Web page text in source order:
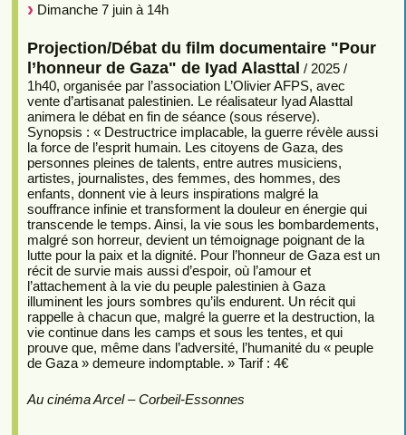
Dimanche 7 juin à 14h
Projection/Débat du film documentaire "Pour
l’honneur de Gaza" de Iyad Alasttal / 2025 /
1h40, organisée par l’association L’Olivier AFPS, avec
vente d’artisanat palestinien. Le réalisateur Iyad Alasttal
animera le débat en fin de séance (sous réserve).
Synopsis : « Destructrice implacable, la guerre révèle aussi
la force de l’esprit humain. Les citoyens de Gaza, des
personnes pleines de talents, entre autres musiciens,
artistes, journalistes, des femmes, des hommes, des
enfants, donnent vie à leurs inspirations malgré la
souffrance infinie et transforment la douleur en énergie qui
transcende le temps. Ainsi, la vie sous les bombardements,
malgré son horreur, devient un témoignage poignant de la
lutte pour la paix et la dignité. Pour l’honneur de Gaza est un
récit de survie mais aussi d’espoir, où l’amour et
l’attachement à la vie du peuple palestinien à Gaza
illuminent les jours sombres qu’ils endurent. Un récit qui
rappelle à chacun que, malgré la guerre et la destruction, la
vie continue dans les camps et sous les tentes, et qui
prouve que, même dans l’adversité, l’humanité du « peuple
de Gaza » demeure indomptable. » Tarif : 4€
Au cinéma Arcel – Corbeil-Essonnes